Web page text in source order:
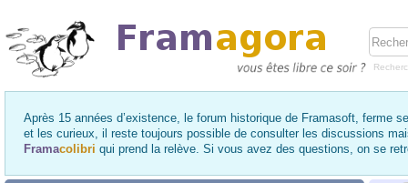
Après 15 années d’existence, le forum historique de Framasoft, ferme
et les curieux, il reste toujours possible de consulter les discussions
Framacolibri qui prend la relève. Si vous avez des questions, on se